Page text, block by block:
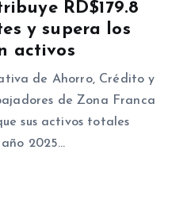
RD$179.8
y supera los
activos
de Ahorro, Crédito y
de Zona Franca
sus activos totales
2025…